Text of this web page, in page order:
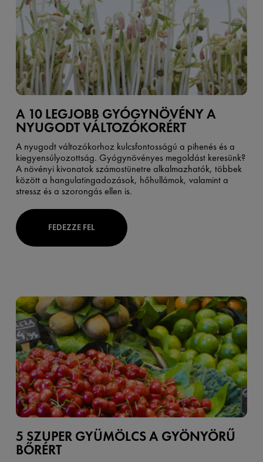
A 10 LEGJOBB GYÓGYNÖVÉNY A
NYUGODT VÁLTOZÓKORÉRT
A nyugodt változókorhoz kulcsfontosságú a pihenés és a
kiegyensúlyozottság. Gyógynövényes megoldást keresünk?
A növényi kivonatok számostünetre alkalmazhatók, többek
között a hangulatingadozások, hőhullámok, valamint a
stressz és a szorongás ellen is.
FEDEZZE FEL
5 SZUPER GYÜMÖLCS A GYÖNYÖRŰ
BŐRÉRT